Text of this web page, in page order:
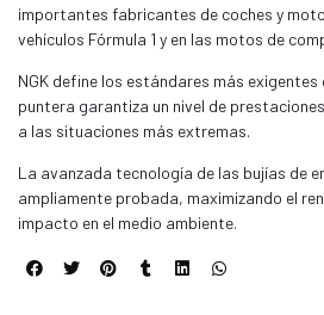
importantes fabricantes de coches y
vehículos Fórmula 1 y en las motos de
NGK define los estándares más
puntera garantiza un nivel de
a las situaciones más extremas.
La avanzada tecnología de las bujías de
ampliamente probada, maximizando el
impacto en el medio ambiente.